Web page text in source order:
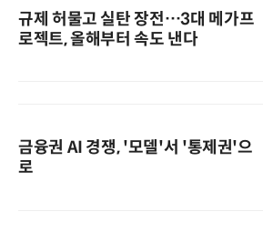
규제 허물고 실탄 장전…3대 메가프
로젝트, 올해부터 속도 낸다
금융권 AI 경쟁, '모델'서 '통제권'으
로